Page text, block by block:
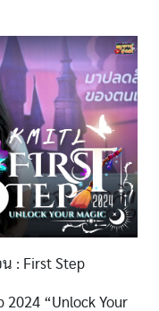
: First Step
Your